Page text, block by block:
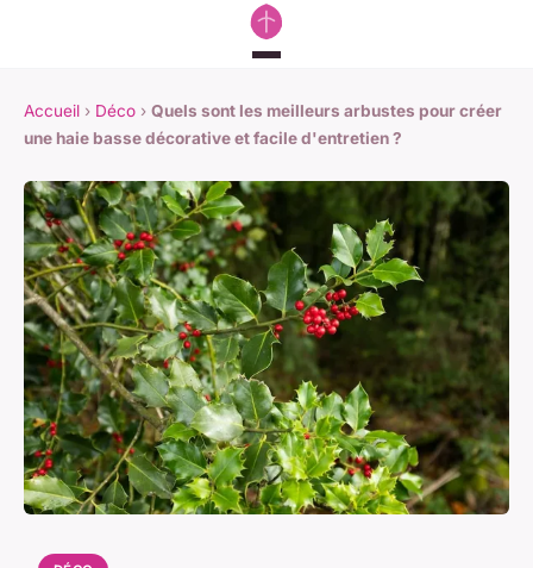
Accueil › Déco › Quels sont les meilleurs arbustes pour créer
une haie basse décorative et facile d'entretien ?